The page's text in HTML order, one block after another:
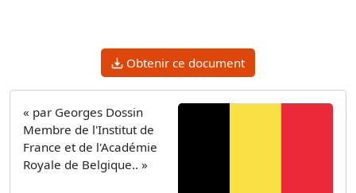
Obtenir ce document
« par Georges Dossin
Membre de l'Institut de
France et de l'Académie
Royale de Belgique.. »